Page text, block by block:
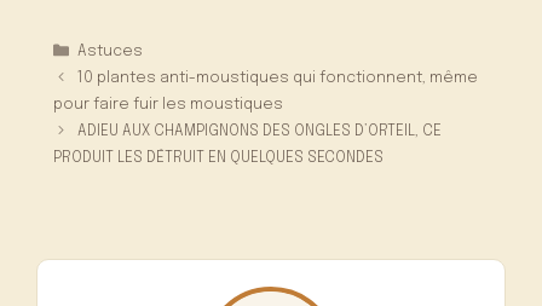
Catégories
Astuces
10 plantes anti-moustiques qui fonctionnent, même
pour faire fuir les moustiques
ADIEU AUX CHAMPIGNONS DES ONGLES D’ORTEIL, CE
PRODUIT LES DÉTRUIT EN QUELQUES SECONDES